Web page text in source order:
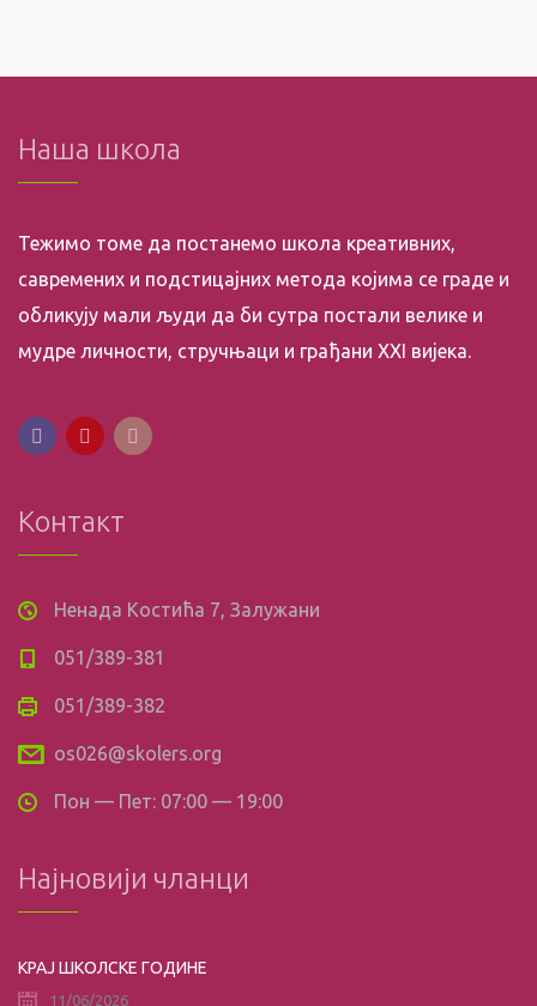
Наша школа
Тежимо томе да постанемо школа креативних,
савремених и подстицајних метода којима се граде и
обликују мали људи да би сутра постали велике и
мудре личности, стручњаци и грађани XXI вијека.
Контакт
Ненада Костића 7, Залужани
051/389-381
051/389-382
os026@skolers.org
Пон — Пет: 07:00 — 19:00
Најновији чланци
КРАЈ ШКОЛСКЕ ГОДИНЕ
11/06/2026